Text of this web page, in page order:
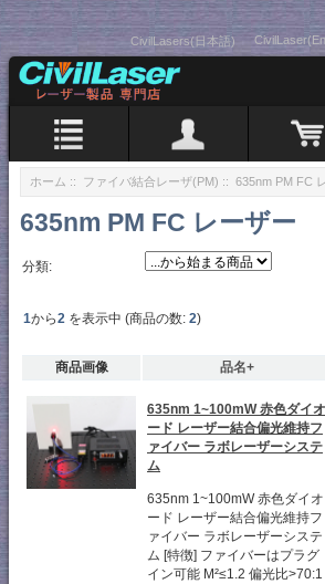
CivilLasers(日本語)
ホーム :: ファイバ結合レーザ(PM) :: 635nm PM FC
635nm PM FC レーザー
分類:
1から2 を表示中 (商品の数: 2)
商品画像 品名+
635nm 1~100mW 赤色ダイオ
ード レーザー結合偏光維持フ
ァイバー ラボレーザーシステ
ム
635nm 1~100mW 赤色ダイオ
ード レーザー結合偏光維持フ
ァイバー ラボレーザーシステ
ム [特徴] ファイバーはプラグ
イン可能 M²≤1.2 偏光比>70:1